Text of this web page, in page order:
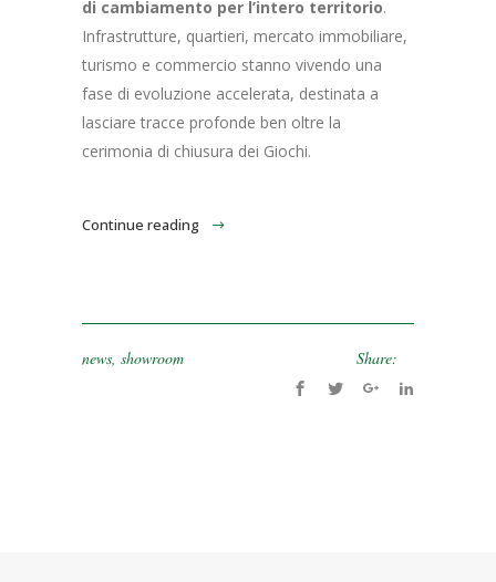
di cambiamento per l’intero territorio.
Infrastrutture, quartieri, mercato immobiliare,
turismo e commercio stanno vivendo una
fase di evoluzione accelerata, destinata a
lasciare tracce profonde ben oltre la
cerimonia di chiusura dei Giochi.
Continue reading
news showroom Share: